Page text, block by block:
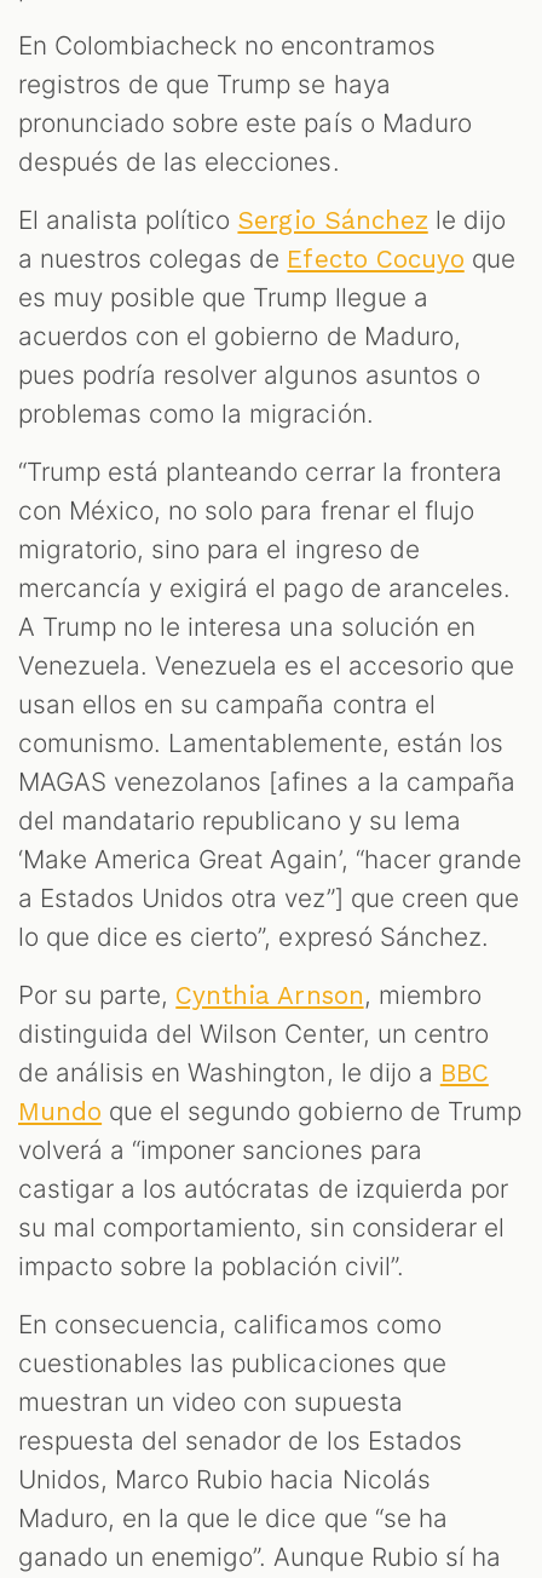
En Colombiacheck no encontramos
registros de que Trump se haya
pronunciado sobre este país o Maduro
después de las elecciones.
El analista político Sergio Sánchez le dijo
a nuestros colegas de Efecto Cocuyo que
es muy posible que Trump llegue a
acuerdos con el gobierno de Maduro,
pues podría resolver algunos asuntos o
problemas como la migración.
“Trump está planteando cerrar la frontera
con México, no solo para frenar el flujo
migratorio, sino para el ingreso de
mercancía y exigirá el pago de aranceles.
A Trump no le interesa una solución en
Venezuela. Venezuela es el accesorio que
usan ellos en su campaña contra el
comunismo. Lamentablemente, están los
MAGAS venezolanos [afines a la campaña
del mandatario republicano y su lema
‘Make America Great Again’, “hacer grande
a Estados Unidos otra vez”] que creen que
lo que dice es cierto”, expresó Sánchez.
Por su parte, Cynthia Arnson, miembro
distinguida del Wilson Center, un centro
de análisis en Washington, le dijo a BBC
Mundo que el segundo gobierno de Trump
volverá a “imponer sanciones para
castigar a los autócratas de izquierda por
su mal comportamiento, sin considerar el
impacto sobre la población civil”.
En consecuencia, calificamos como
cuestionables las publicaciones que
muestran un video con supuesta
respuesta del senador de los Estados
Unidos, Marco Rubio hacia Nicolás
Maduro, en la que le dice que “se ha
ganado un enemigo”. Aunque Rubio sí ha